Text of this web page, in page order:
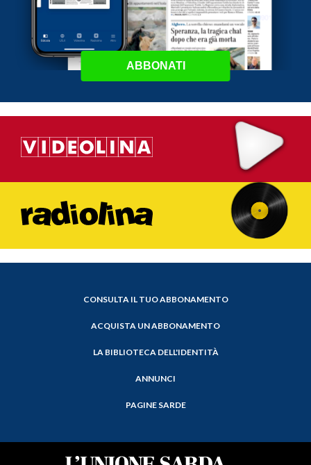
ABBONATI
CONSULTA IL TUO ABBONAMENTO
ACQUISTA UN ABBONAMENTO
LA BIBLIOTECA DELL'IDENTITÀ
ANNUNCI
PAGINE SARDE